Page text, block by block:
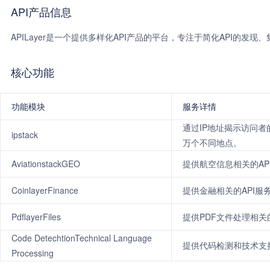
API产品信息
APILayer是一个提供多样化API产品的平台，专注于简化API的发现
核心功能
功能模块 服务详情
ipstack
通过IP地址揭示访问
万个不同地点。
AviationstackGEO
提供航空信息相关的
CoinlayerFinance 提供金融相关的API服
PdflayerFiles
提供PDF文件处理相关
Code DetechtionTechnical Language
Processing
提供代码检测和技术